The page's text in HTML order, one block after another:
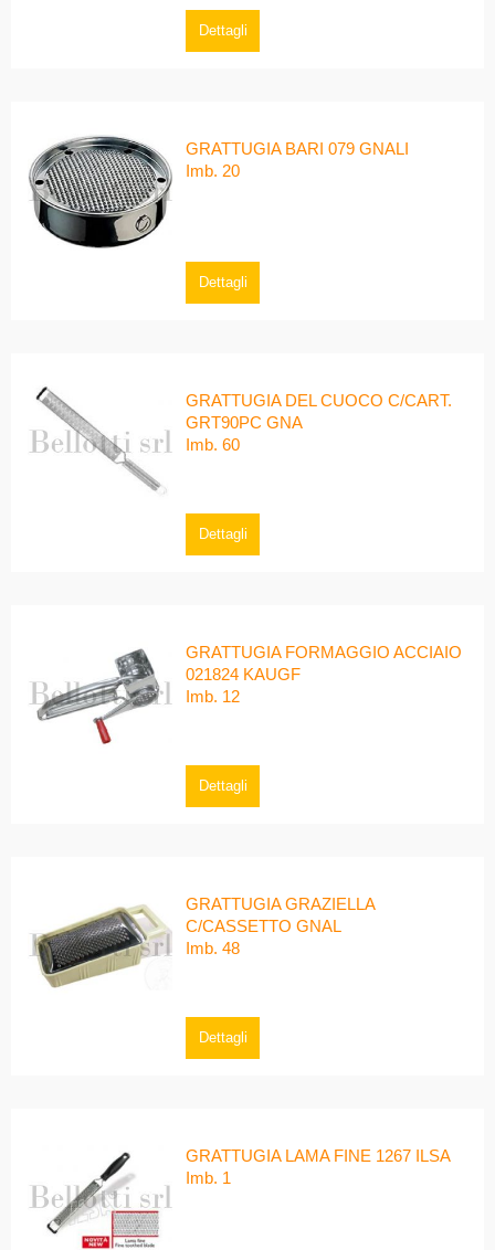
Dettagli
GRATTUGIA BARI 079 GNALI
Imb. 20
Dettagli
GRATTUGIA DEL CUOCO C/CART.
GRT90PC GNA
Imb. 60
Dettagli
GRATTUGIA FORMAGGIO ACCIAIO
021824 KAUGF
Imb. 12
Dettagli
GRATTUGIA GRAZIELLA
C/CASSETTO GNAL
Imb. 48
Dettagli
GRATTUGIA LAMA FINE 1267 ILSA
Imb. 1